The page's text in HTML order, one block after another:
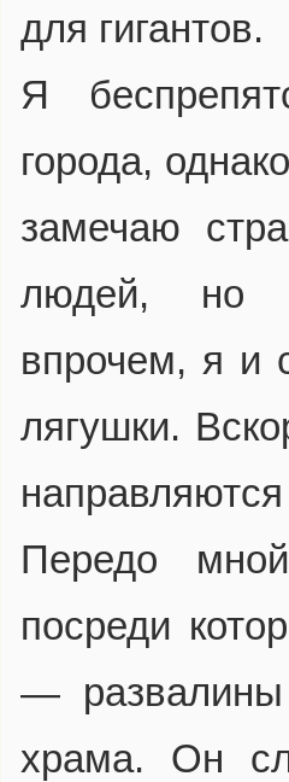
для гигантов.
Я
города,
замечаю
людей, но
впрочем, я и
лягушки.
Передо
посреди
— развалины
храма. Он